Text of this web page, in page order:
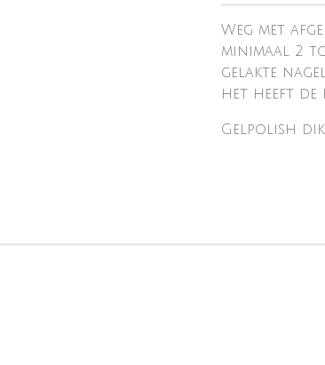
Weg met
minimaal 2
gelakte
het heeft de
Gelpolish